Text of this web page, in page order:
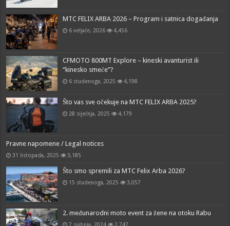
MTC FELIX ARBA 2026 – Program i satnica događanja
6 veljače, 2026 4,456
CFMOTO 800MT Explore – kineski avanturist ili
“kinesko smeće”?
6 studenoga, 2025 4,198
Što vas sve očekuje na MTC FELIX ARBA 2025?
28 siječnja, 2025 4,179
Pravne napomene / Legal notices
31 listopada, 2025 3,185
Što smo spremili za MTC Felix Arba 2026?
15 studenoga, 2025 3,057
2. međunarodni moto event za žene na otoku Rabu
7 svibnja, 2024 2,747